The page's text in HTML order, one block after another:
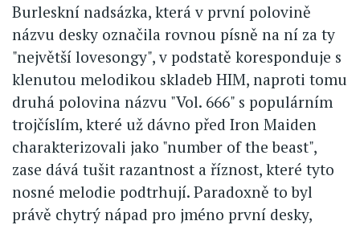
Burleskní nadsázka, která v první polovině
názvu desky označila rovnou písně na ní za ty
"největší lovesongy", v podstatě koresponduje s
klenutou melodikou skladeb HIM, naproti tomu
druhá polovina názvu "Vol. 666" s populárním
trojčíslím, které už dávno před Iron Maiden
charakterizovali jako "number of the beast",
zase dává tušit razantnost a říznost, které tyto
nosné melodie podtrhují. Paradoxně to byl
právě chytrý nápad pro jméno první desky,